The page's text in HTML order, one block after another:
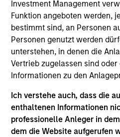
Investment Management
Funktion angeboten werden,
bestimmt sind, an Personen
Personen genutzt werden
unterstehen, in denen die
Vertrieb zugelassen sind oder
Informationen zu den
Ich verstehe auch, dass die
enthaltenen Informationen
professionelle Anleger in
dem die Website aufgerufen
years of industry
in 2012, he contributed
development of the firm’s
India, leading key
Five Star, Kogta Financials,
Southern Health Foods,
Technologies, and Sterling
Mr. Saigal currently serves on
Housing, Kogta Financials,
Southern Health Foods, and